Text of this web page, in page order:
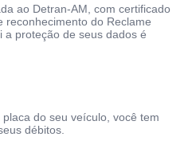
ao Detran-AM, com certificado
reconhecimento do Reclame
a proteção de seus dados é
do seu veículo, você tem
débitos.